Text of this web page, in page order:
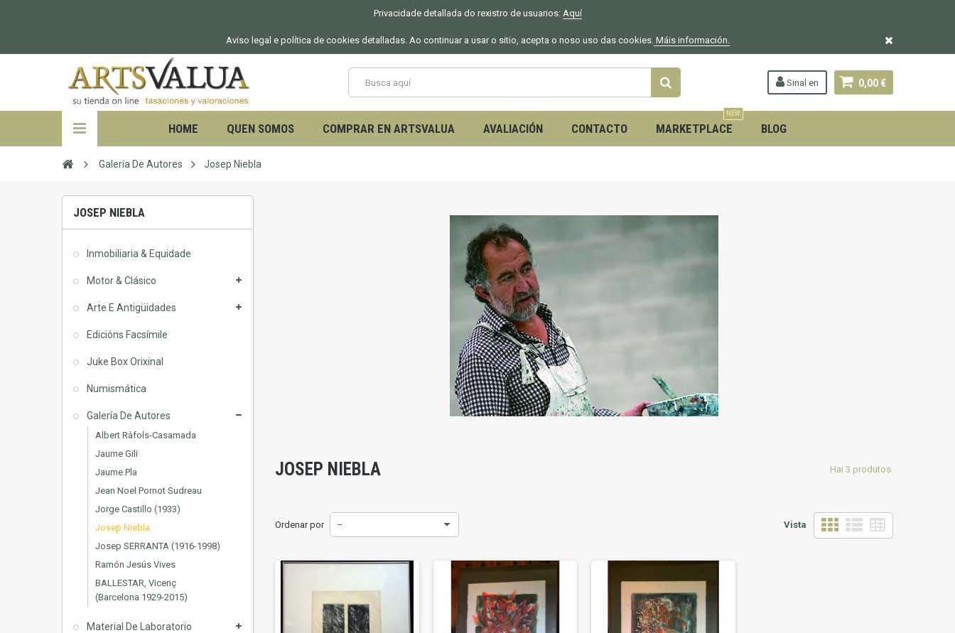
Privacidade detallada do rexistro de usuarios: Aquí
Aviso legal e política de cookies detalladas. Ao continuar a usar o sitio, acepta o noso uso das cookies. Máis información.
0,00 €
Sinal en
HOME QUEN SOMOS COMPRAR EN ARTSVALUA AVALIACIÓN CONTACTO MARKETPLACE
NEW
BLOG
Galería De Autores Josep Niebla
JOSEP NIEBLA
Inmobiliaria & Equidade
Motor & Clásico
Arte E Antigüidades
Edicións Facsímile
Juke Box Orixinal
Numismática
Galería De Autores
Albert Ràfols-Casamada
Jaume Gili
Jaume Pla
Jean Noel Pornot Sudreau
Jorge Castillo (1933)
Josep Niebla
Josep SERRANTA (1916-1998)
Ramón Jesús Vives
BALLESTAR, Vicenç
(Barcelona 1929-2015)
Material De Laboratorio
JOSEP NIEBLA Hai 3 produtos.
Vista
Ordenar por --